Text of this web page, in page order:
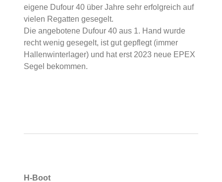
eigene Dufour 40 über Jahre sehr erfolgreich auf
vielen Regatten gesegelt.
Die angebotene Dufour 40 aus 1. Hand wurde
recht wenig gesegelt, ist gut gepflegt (immer
Hallenwinterlager) und hat erst 2023 neue EPEX
Segel bekommen.
H-Boot